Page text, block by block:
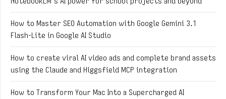
How to Master SEO Automation with Google Gemini 3.1
Flash-Lite in Google AI Studio
How to create viral AI video ads and complete brand assets
using the Claude and Higgsfield MCP integration
How to Transform Your Mac Into a Supercharged AI